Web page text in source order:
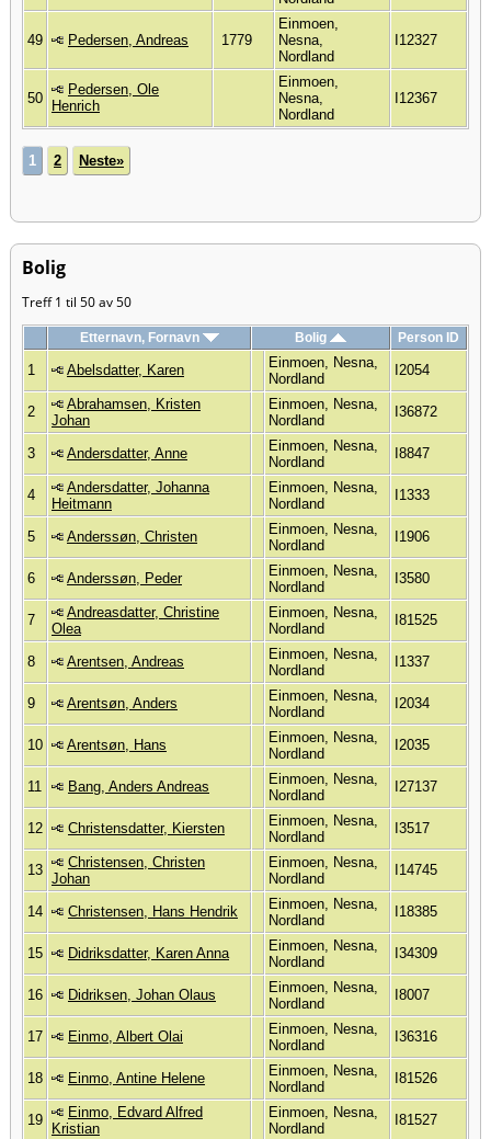
49 Pedersen, Andreas 1779
Einmoen,
Nesna,
Nordland
I12327
50
Pedersen, Ole
Henrich
Einmoen,
Nesna,
Nordland
I12367
1 2 Neste»
Bolig
Treff 1 til 50 av 50
Etternavn, Fornavn Bolig Person ID
1 Abelsdatter, Karen
Einmoen, Nesna,
Nordland
I2054
2
Abrahamsen, Kristen
Johan
Einmoen, Nesna,
Nordland
I36872
3 Andersdatter, Anne
Einmoen, Nesna,
Nordland
I8847
4
Andersdatter, Johanna
Heitmann
Einmoen, Nesna,
Nordland
I1333
5 Anderssøn, Christen
Einmoen, Nesna,
Nordland
I1906
6 Anderssøn, Peder
Einmoen, Nesna,
Nordland
I3580
7
Andreasdatter, Christine
Olea
Einmoen, Nesna,
Nordland
I81525
8 Arentsen, Andreas
Einmoen, Nesna,
Nordland
I1337
9 Arentsøn, Anders
Einmoen, Nesna,
Nordland
I2034
10 Arentsøn, Hans
Einmoen, Nesna,
Nordland
I2035
11 Bang, Anders Andreas
Einmoen, Nesna,
Nordland
I27137
12 Christensdatter, Kiersten
Einmoen, Nesna,
Nordland
I3517
13
Christensen, Christen
Johan
Einmoen, Nesna,
Nordland
I14745
14 Christensen, Hans Hendrik
Einmoen, Nesna,
Nordland
I18385
15 Didriksdatter, Karen Anna
Einmoen, Nesna,
Nordland
I34309
16 Didriksen, Johan Olaus
Einmoen, Nesna,
Nordland
I8007
17 Einmo, Albert Olai
Einmoen, Nesna,
Nordland
I36316
18 Einmo, Antine Helene
Einmoen, Nesna,
Nordland
I81526
19
Einmo, Edvard Alfred
Kristian
Einmoen, Nesna,
Nordland
I81527